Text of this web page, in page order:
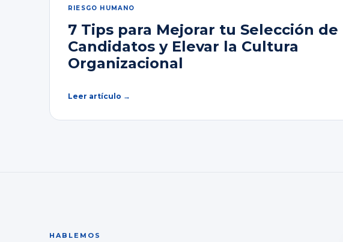
RIESGO HUMANO
7 Tips para Mejorar tu Selección de
Candidatos y Elevar la Cultura
Organizacional
Leer artículo →
HABLEMOS